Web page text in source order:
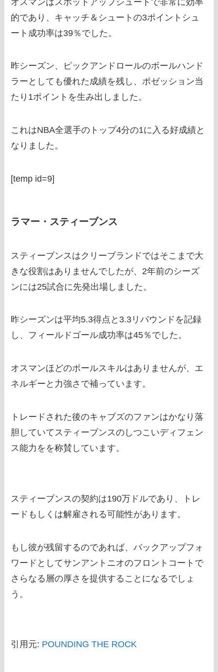
的であり、キャッチ＆シュートの3ポイントシュ
ート成功率は39％でした。
昨シーズン、ピックアンドロールのボールハンド
ラーとしても優れた成績を残し、ポゼッション当
たり1ポイントを生み出しました。
これはNBA全選手のトップ4分の1に入る好成績と
なりました。
[temp id=9]
ラマー・スティーブンス
スティーブンスはクリーブランドではそこまで大
きな役割はありませんでしたが、2年前のシーズ
ンには25試合に先発出場しました。
昨シーズンは平均5.3得点と3.3リバウンドを記録
し、フィールドゴール成功率は45％でした。
オスマンほどのボールスキルはありませんが、エ
ネルギーと力強さで補っています。
トレードされた後のキャブズのファンはかなり落
胆していてスティーブンスのしつこいディフェン
ス能力をを称賛しています。
スティーブンスの契約は190万ドルであり、トレ
ードもしくは解雇される可能性があります。
もし彼が残留するのであれば、バックアップフォ
ワードとしてサンアントニオのフロントコートで
さらなる層の厚さを提供することになるでしょ
う。
引用元: POUNDING THE ROCK